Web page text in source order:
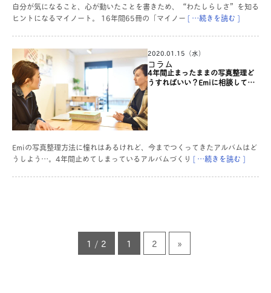
自分が気になること、心が動いたことを書きため、“わたしらしさ”を知る
ヒントになるマイノート。 16年間65冊の「マイノー [ …続きを読む ]
2020.01.15（水）
コラム
4年間止まったままの写真整理ど
うすればいい？Emiに相談してみ
Emiの写真整理方法に憧れはあるけれど、今までつくってきたアルバムはど
うしよう…。4年間止めてしまっているアルバムづくり [ …続きを読む ]
1 / 2 1 2 »